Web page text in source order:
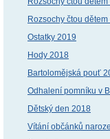
Rozsochy čtou
Ostatky 2019
Hody 2018
Bartolomějská pouť
Odhalení pomníku v
Dětský den 2018
Vítání občánků